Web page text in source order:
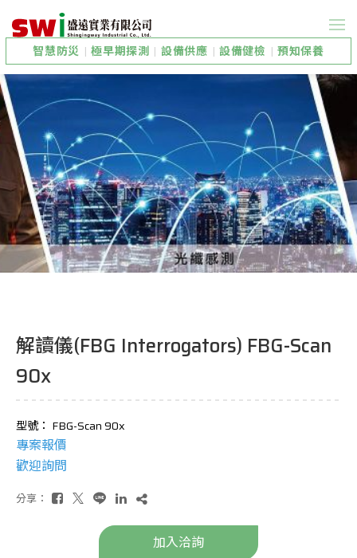
智慧防災 | 極早期探測 | 設備供應 | 設備健檢 | 預知保養
解讀儀(FBG Interrogators) FBG-Scan
90x
型號： FBG-Scan 90x
專案報價
歡迎詢問
分享：
加入洽詢